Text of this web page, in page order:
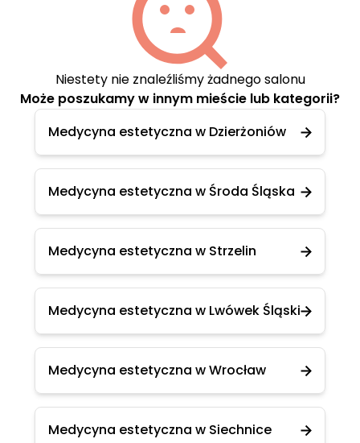
Niestety nie znaleźliśmy żadnego salonu
Może poszukamy w innym mieście lub kategorii?
Medycyna estetyczna w Dzierżoniów
Medycyna estetyczna w Środa Śląska
Medycyna estetyczna w Strzelin
Medycyna estetyczna w Lwówek Śląski
Medycyna estetyczna w Wrocław
Medycyna estetyczna w Siechnice